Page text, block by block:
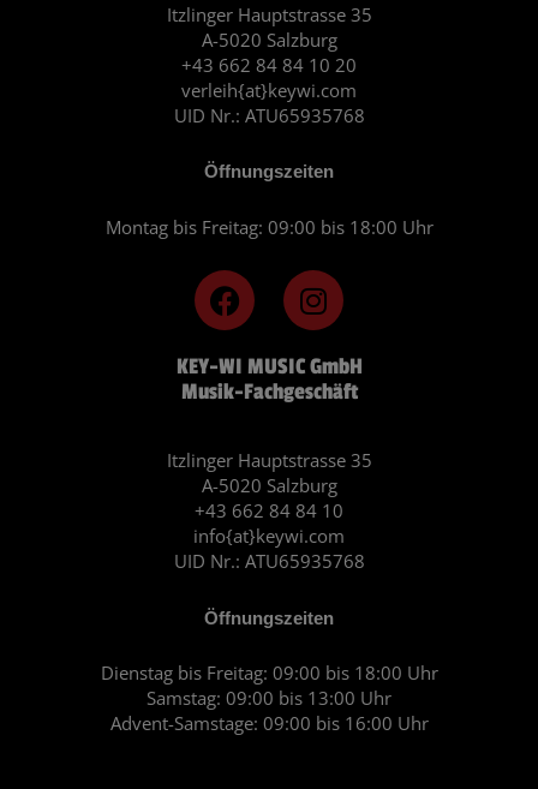
KEY-WI MUSIC GmbH
Musik-Fachgeschäft
Itzlinger Hauptstrasse 35
A-5020 Salzburg
+43 662 84 84 10
info{at}keywi.com
UID Nr.: ATU65935768
Öffnungszeiten
Dienstag bis Freitag: 09:00 bis 18:00 Uhr
Samstag: 09:00 bis 13:00 Uhr
Advent-Samstage: 09:00 bis 16:00 Uhr
F
a
c
e
b
o
k
I
n
s
t
a
r
a
m
Itzlinger Hauptstrasse 35
A-5020 Salzburg
+43 662 84 84 10 20
verleih{at}keywi.com
UID Nr.: ATU65935768
Öffnungszeiten
Montag bis Freitag: 09:00 bis 18:00 Uhr